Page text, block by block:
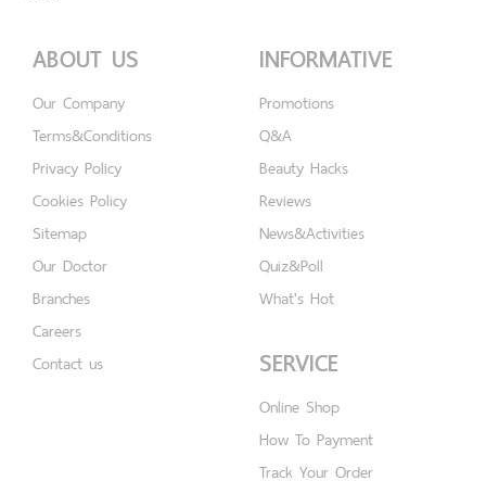
ABOUT US
Our Company
Terms&Conditions
Privacy Policy
Cookies Policy
Sitemap
Our Doctor
Branches
Careers
Contact us
INFORMATIVE
Promotions
Q&A
Beauty Hacks
Reviews
News&Activities
Quiz&Poll
What's Hot
SERVICE
Online Shop
How To Payment
Track Your Order